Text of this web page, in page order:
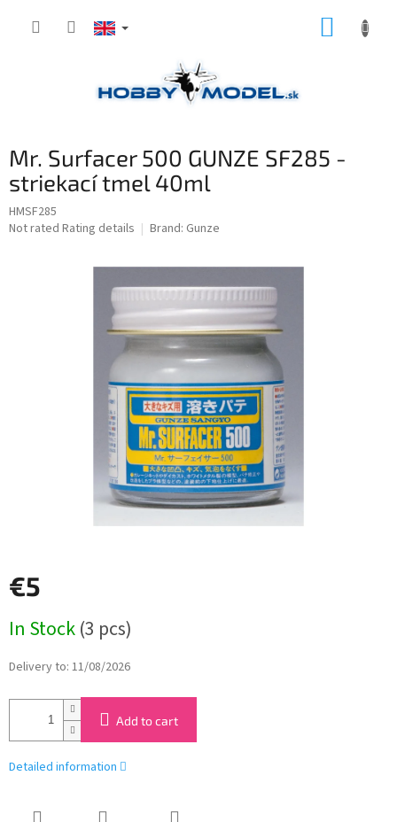
Mr. Surfacer 500 GUNZE SF285 -
striekací tmel 40ml
HMSF285
The
Not rated Rating details Brand: Gunze
€5
price:
In Stock(3 pcs)
Delivery to: 11/08/2026
Add to cart
Detailed information